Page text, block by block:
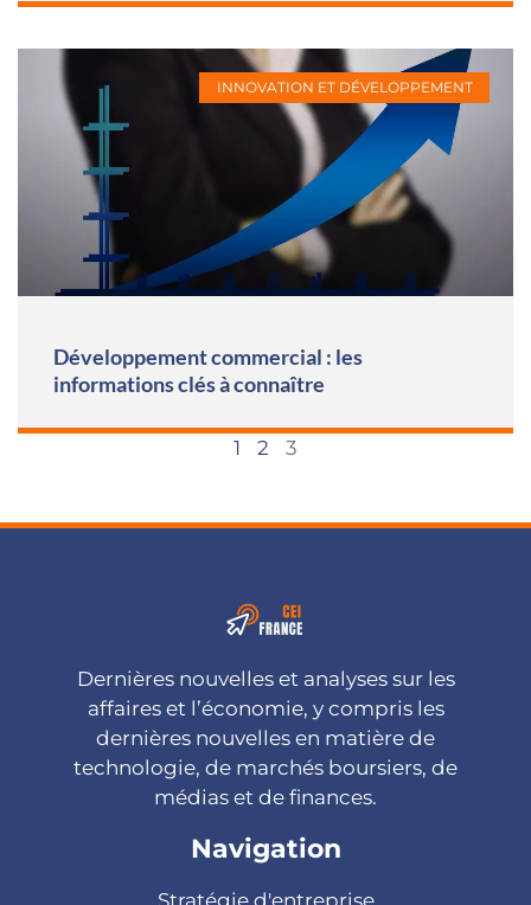
INNOVATION ET DÉVELOPPEMENT
Développement commercial : les
informations clés à connaître
1 2 3
Dernières nouvelles et analyses sur les
affaires et l’économie, y compris les
dernières nouvelles en matière de
technologie, de marchés boursiers, de
médias et de finances.
Navigation